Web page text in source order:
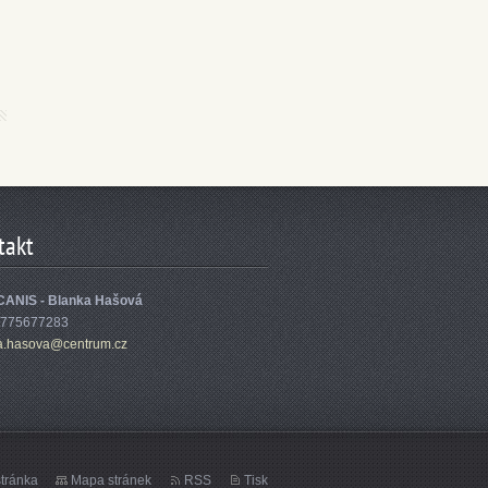
- Blanka Hašová
asova@centrum.cz
Mapa stránek RSS Tisk